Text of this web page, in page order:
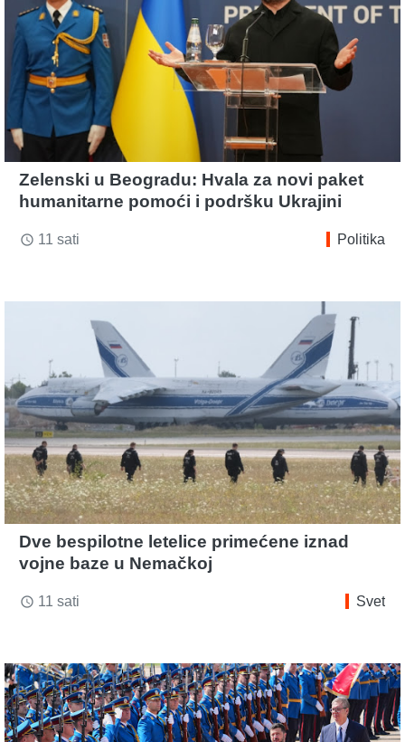
Zelenski u Beogradu: Hvala za novi paket
humanitarne pomoći i podršku Ukrajini
access_time 11 sati Politika
Dve bespilotne letelice primećene iznad
vojne baze u Nemačkoj
access_time 11 sati Svet